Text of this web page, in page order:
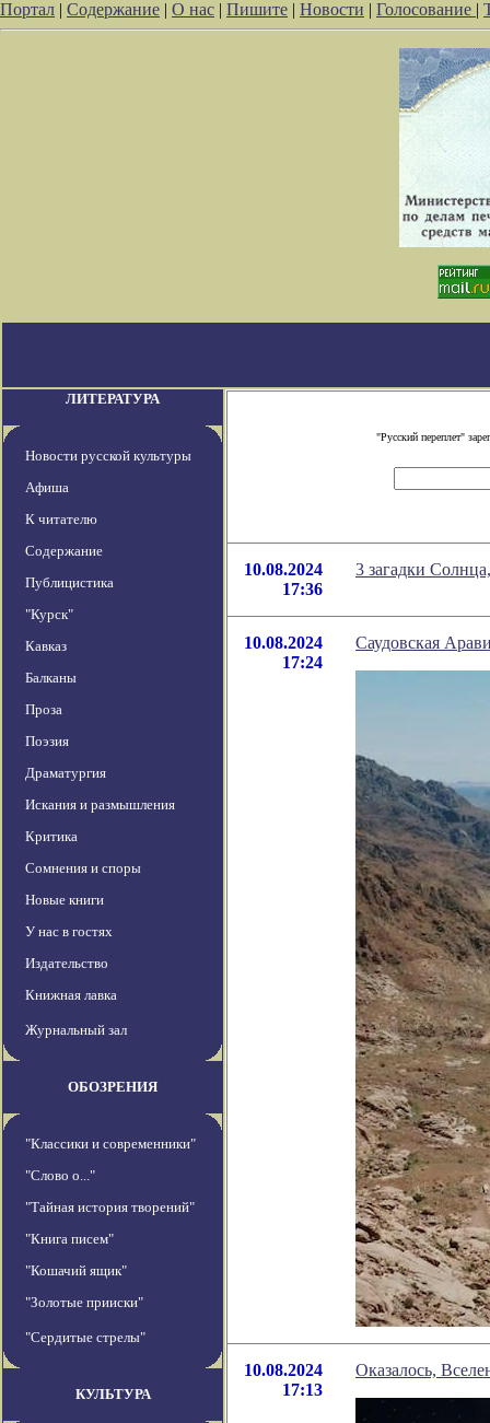
Портал | Содержание | О нас | Пишите | Новости | Голосование |
ЛИТЕРАТУРА
Новости русской культуры
Афиша
К читателю
Содержание
Публицистика
"Курск"
Кавказ
Балканы
Проза
Поэзия
Драматургия
Искания и размышления
Критика
Сомнения и споры
Новые книги
У нас в гостях
Издательство
Книжная лавка
Журнальный зал
ОБОЗРЕНИЯ
"Классики и современники"
"Слово о..."
"Тайная история творений"
"Книга писем"
"Кошачий ящик"
"Золотые прииски"
"Сердитые стрелы"
КУЛЬТУРА
"Русский переплет"
10.08.2024
17:36
3 загадки
10.08.2024
17:24
Саудовская
10.08.2024
17:13
Оказалось,